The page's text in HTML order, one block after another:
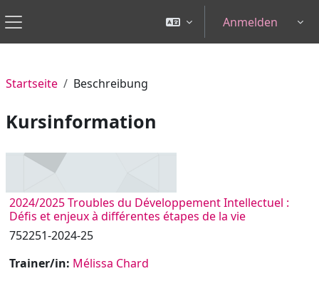
Website-Übersicht
Anmelden
Startseite Beschreibung
Kursinformation
2024/2025 Troubles du Développement Intellectuel :
Défis et enjeux à différentes étapes de la vie
752251-2024-25
Trainer/in: Mélissa Chard